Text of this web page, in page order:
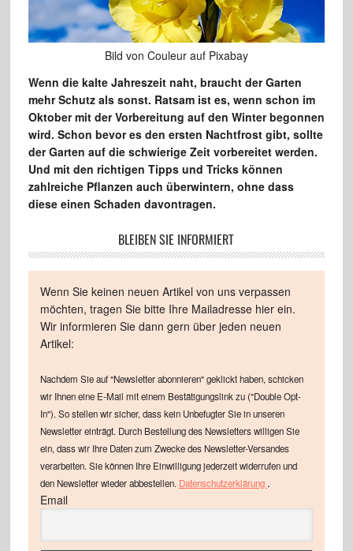
Bild von Couleur auf Pixabay
Wenn die kalte Jahreszeit naht, braucht der Garten
mehr Schutz als sonst. Ratsam ist es, wenn schon im
Oktober mit der Vorbereitung auf den Winter begonnen
wird. Schon bevor es den ersten Nachtfrost gibt, sollte
der Garten auf die schwierige Zeit vorbereitet werden.
Und mit den richtigen Tipps und Tricks können
zahlreiche Pflanzen auch überwintern, ohne dass
diese einen Schaden davontragen.
BLEIBEN SIE INFORMIERT
Wenn Sie keinen neuen Artikel von uns verpassen
möchten, tragen Sie bitte Ihre Mailadresse hier ein.
Wir informieren Sie dann gern über jeden neuen
Artikel:
Nachdem Sie auf "Newsletter abonnieren" geklickt haben, schicken
wir Ihnen eine E-Mail mit einem Bestätigungslink zu ("Double Opt-
In"). So stellen wir sicher, dass kein Unbefugter Sie in unseren
Newsletter einträgt. Durch Bestellung des Newsletters willigen Sie
ein, dass wir Ihre Daten zum Zwecke des Newsletter-Versandes
verarbeiten. Sie können Ihre Einwilligung jederzeit widerrufen und
den Newsletter wieder abbestellen. Datenschutzerklärung .
Email